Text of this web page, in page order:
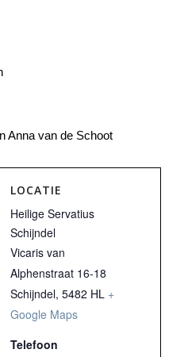
Anna van de Schoot
LOCATIE
Heilige Servatius
Schijndel
Vicaris van
Alphenstraat 16-18
Schijndel, 5482 HL +
Google Maps
Telefoon